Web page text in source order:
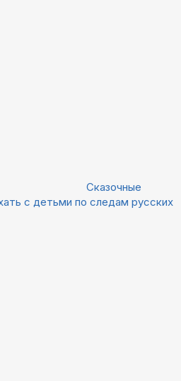
Сказочные
с детьми по следам русских